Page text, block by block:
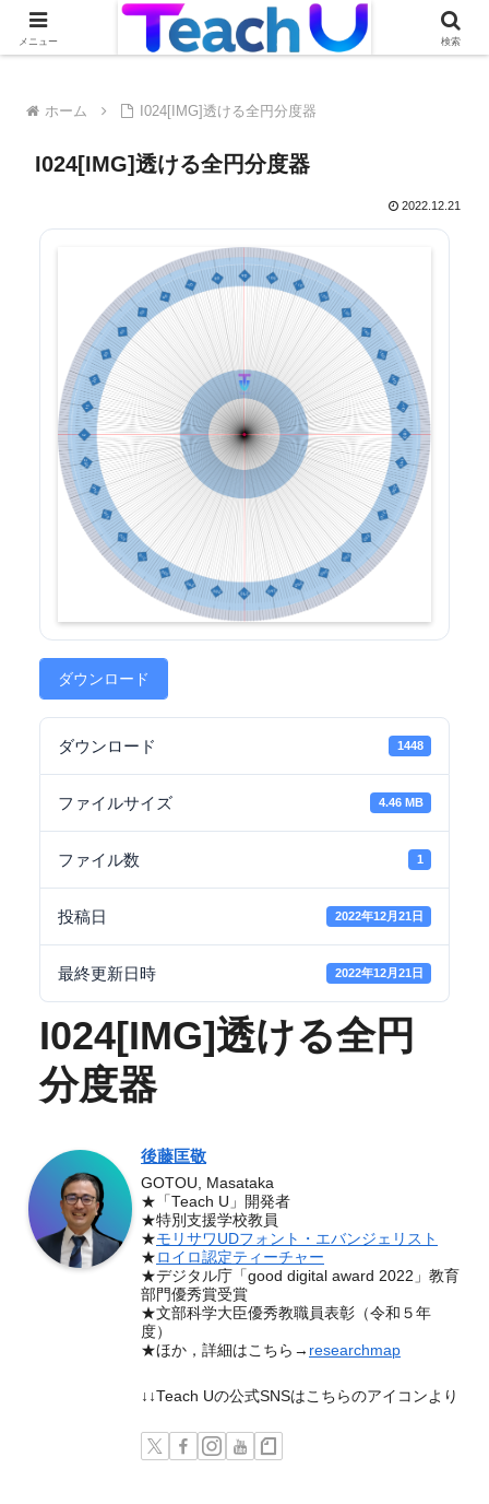
Teach Uの活用事例を絶賛募集中です！詳しくはこちらから
ホーム I024[IMG]透ける全円分度器
I024[IMG]透ける全円分度器
2022.12.21
ダウンロード
ダウンロード 1448
ファイルサイズ 4.46 MB
ファイル数 1
投稿日 2022年12月21日
最終更新日時 2022年12月21日
I024[IMG]透ける全円
分度器
後藤匡敬
GOTOU, Masataka
★「Teach U」開発者
★特別支援学校教員
★モリサワUDフォント・エバンジェリスト
★ ロイロ認定ティーチャー
★デジタル庁「good digital award 2022」教育
部門優秀賞受賞
★文部科学大臣優秀教職員表彰（令和５年
度）
★ほか，詳細はこちら→ researchmap
↓↓Teach Uの公式SNSはこちらのアイコンより
メニュー 検索